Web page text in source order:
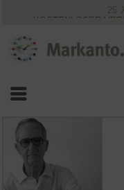
25
KOSTENLOSER
VIELFÄLTIGE